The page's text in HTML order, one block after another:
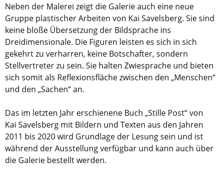
Neben der Malerei zeigt die Galerie auch eine neue
Gruppe plastischer Arbeiten von Kai Savelsberg. Sie sind
keine bloße Übersetzung der Bildsprache ins
Dreidimensionale. Die Figuren leisten es sich in sich
gekehrt zu verharren, keine Botschafter, sondern
Stellvertreter zu sein. Sie halten Zwiesprache und bieten
sich somit als Reflexionsfläche zwischen den „Menschen“
und den „Sachen“ an.
Das im letzten Jahr erschienene Buch „Stille Post“ von
Kai Savelsberg mit Bildern und Texten aus den Jahren
2011 bis 2020 wird Grundlage der Lesung sein und ist
während der Ausstellung verfügbar und kann auch über
die Galerie bestellt werden.